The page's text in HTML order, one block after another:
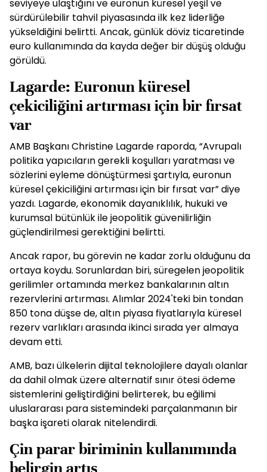
seviyeye ulaştığını ve euronun küresel yeşil ve
sürdürülebilir tahvil piyasasında ilk kez liderliğe
yükseldiğini belirtti. Ancak, günlük döviz ticaretinde
euro kullanımında da kayda değer bir düşüş olduğu
görüldü.
Lagarde: Euronun küresel
çekiciliğini artırması için bir fırsat
var
AMB Başkanı Christine Lagarde raporda, “Avrupalı
politika yapıcıların gerekli koşulları yaratması ve
sözlerini eyleme dönüştürmesi şartıyla, euronun
küresel çekiciliğini artırması için bir fırsat var” diye
yazdı. Lagarde, ekonomik dayanıklılık, hukuki ve
kurumsal bütünlük ile jeopolitik güvenilirliğin
güçlendirilmesi gerektiğini belirtti.
Ancak rapor, bu görevin ne kadar zorlu olduğunu da
ortaya koydu. Sorunlardan biri, süregelen jeopolitik
gerilimler ortamında merkez bankalarının altın
rezervlerini artırması. Alımlar 2024'teki bin tondan
850 tona düşse de, altın piyasa fiyatlarıyla küresel
rezerv varlıkları arasında ikinci sırada yer almaya
devam etti.
AMB, bazı ülkelerin dijital teknolojilere dayalı olanlar
da dahil olmak üzere alternatif sınır ötesi ödeme
sistemlerini geliştirdiğini belirterek, bu eğilimi
uluslararası para sistemindeki parçalanmanın bir
başka işareti olarak nitelendirdi.
Çin parar biriminin kullanımında